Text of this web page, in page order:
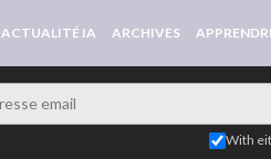
ACTUALITÉ IA ARCHIVES
With